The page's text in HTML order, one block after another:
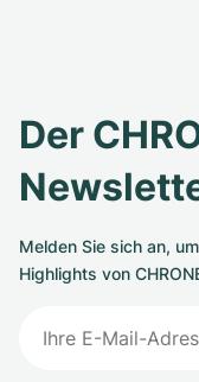
Der
Melden Sie sich an,
Highlights von